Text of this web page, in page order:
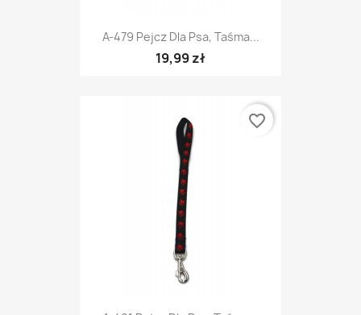
A-479 Pejcz Dla Psa, Taśma...
19,99 zł
favorite_border